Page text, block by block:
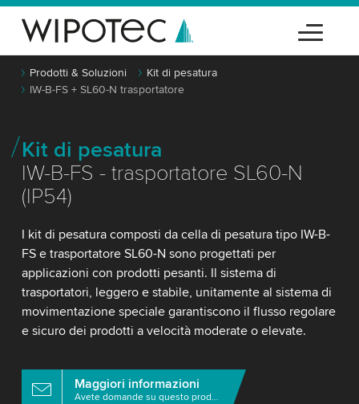
Prodotti & Soluzioni
Kit di pesatura
IW-B-FS + SL60-N trasportatore
Kit di pesatura
IW-B-FS - trasportatore SL60-N
(IP54)
I kit di pesatura composti da cella di pesatura tipo IW-B-
FS e trasportatore SL60-N sono progettati per
applicazioni con prodotti pesanti. Il sistema di
trasportatori, leggero e stabile, unitamente al sistema di
movimentazione speciale garantiscono il flusso regolare
e sicuro dei prodotti a velocità moderate o elevate.
Maggiori informazioni
Avete domande su questo prodotto?